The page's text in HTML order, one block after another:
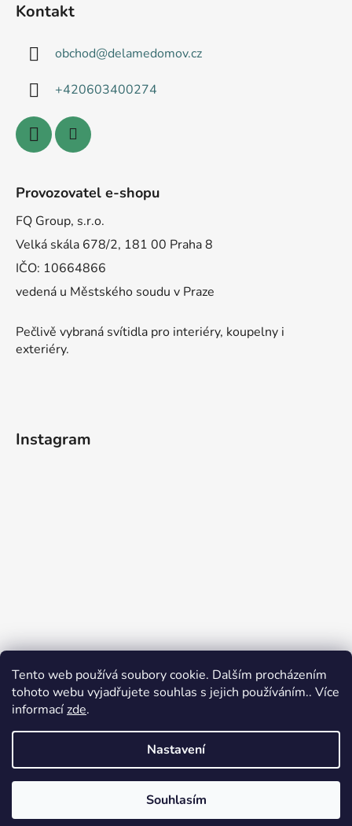
Tento web používá soubory cookie. Dalším procházením
tohoto webu vyjadřujete souhlas s jejich používáním.. Více
informacízde.
Nastavení
Souhlasím
Kontakt
obchod@delamedomov.cz
+420603400274
Provozovatel e-shopu
FQ Group, s.r.o.
Velká skála 678/2, 181 00 Praha 8
IČO: 10664866
vedená u Městského soudu v Praze
Pečlivě vybraná svítidla pro interiéry, koupelny i
exteriéry.
Instagram
Vytvořil Shoptet
Dělámedomov.cz
vyhrazena.